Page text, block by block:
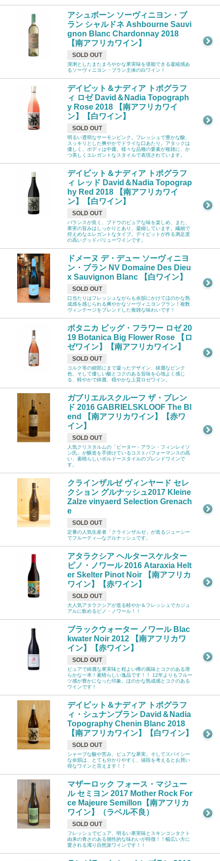
アシュボーン ソーヴィニヨン・ブ
ラン シャルドネ Ashbourne Sauvi
gnon Blanc Chardonnay 2018
【南アフリカワイン】
SOLD OUT
溌溂としたまたまろやかな果実味を堪能できる凝縮感あ
るソーヴィニヨン・ブラン主体の白ワイン！
デイビット＆ナディア トポグラフ
ィ ロゼ David＆Nadia Topograph
y Rose 2018 【南アフリカワイ
ン】【白ワイン】
SOLD OUT
明るい透明なサーモンピンク。フレッシュで豊かな酸、
スッキリとした爽やかでドライな口あたり。アタックは
優しく、ボディは中庸。様々な品種の要素が複雑に、か
つ美しくエレガントなスタイルで表現されています。
デイビット＆ナディア トポグラフ
ィ レッド David＆Nadia Topograp
hy Red 2018 【南アフリカワイ
ン】【白ワイン】
SOLD OUT
バランスが良く、ブドウのピュアな味を楽しめ、また、
果実の旨みはしっかりとあり、凝縮しています。繊細で
控えめなエレガントなタイプ。デイビットが作る満足度
の高いグッドバリューワインです。
ドメーヌ デ・デュー ソーヴィニヨ
ン・ブラン NV Domaine Des Dieu
x Sauvignon Blanc 【白ワイン】
SOLD OUT
口当たりはフレッシュながらも余韻にかけてほのかな熟
成感を感じられる爽やかなソーヴィニヨンブラン！複数
ヴィンテージをブレンドした複雑な味わいです！
ボタニカ ビッグ・フラワー ロゼ 20
19 Botanica Big Flower Rose 【ロ
ゼワイン】【南アフリカワイン】
SOLD OUT
コルク等の細部にまで凝ったデザイン、綺麗なピンク
色、そして優しい酸とコクのある旨味を心地よく感じ
る、軽やかで綺麗、穏やかな上質ロゼワイン。
ガブリエルスクルーフ ザ・ブレン
ド 2016 GABRIELSKLOOF The Bl
end 【南アフリカワイン】【赤ワ
イン】
SOLD OUT
人気クリスタルムの「ピーター・アラン・フィンレイソ
ン氏」が醸造を手掛けているコストパフォーマンスの高
い、素晴らしいボルドースタイルのブレンドワインで
す。
クラインザルゼ ヴィンヤード セレ
クション グルナッシュ2017 Kleine
Zalze vinyaerd Selection Grenach
e
SOLD OUT
定番の人気生産者「クラインザルゼ」が造るジューシー
でフルーティ―なグルナッシュです。
アタラクシア ヘルタースケルター
ピノ・ノワール 2016 Ataraxia Helt
er Skelter Pinot Noir 【南アフリカ
ワイン】【赤ワイン】
SOLD OUT
大人気アタラクシアが造る軽やか＆フレッシュでカジュ
アルに飲めるピノ・ノワール！！
ブラックウォーター ノワール Blac
kwater Noir 2012 【南アフリカワ
イン】【赤ワイン】
SOLD OUT
ピュアで綺麗な果実味と程よい樽の風味とコクのある滑
らかな一本！素晴らしい逸品です！！ 12年よりもフルー
ツ感が豊かになった印象。ほのかな熟成感とコクのある
ワインです！
デイビット＆ナディア トポグラフ
ィ・シュナンブラン David＆Nadia
Topography Chenin Blanc 2018
【南アフリカワイン】【白ワイン】
SOLD OUT
シャープな酸や苦み、ピュアな果実。そしてスパイシー
な余韻は、とても分かりやすく、値段を考えるとお買い
得なワインと言えます！！
マザーロック フォース・マジュー
ル セミヨン 2017 Mother Rock For
ce Majeure Semillon【南アフリカ
ワイン】（ラベル不良）
SOLD OUT
フレッシュでピュア、明るい果実味とスキンコンタクト
由来の青さのある個性的な味わいが特徴！！幅広い方に
愛される濁り自然派ワインです！！